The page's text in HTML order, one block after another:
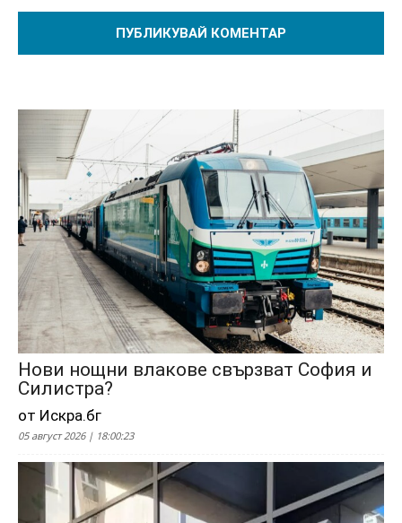
Нови нощни влакове свързват София и
Силистра?
от Искра.бг
05 август 2026 | 18:00:23